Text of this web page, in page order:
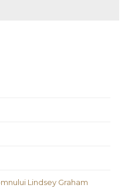
Lindsey Graham